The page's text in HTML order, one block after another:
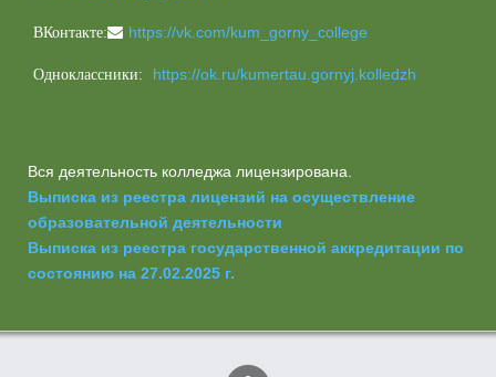
ВКонтакте: https://vk.com/kum_gorny_college
Одноклассники: https://ok.ru/kumertau.gornyj.kolledzh
Вся деятельность колледжа лицензирована.
Выписка из реестра лицензий на осуществление
образовательной деятельности
Выписка из реестра государственной аккредитации по
состоянию на 27.02.2025 г.